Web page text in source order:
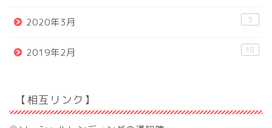
2020年3月 5
2019年2月 18
【相互リンク】